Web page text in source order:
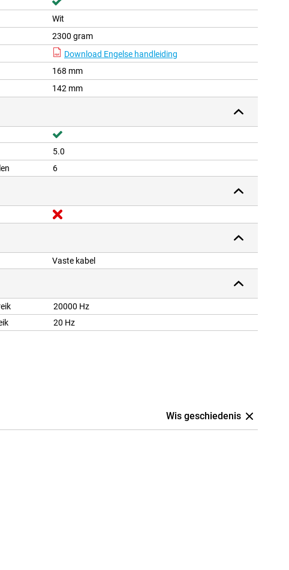
Wit
2300 gram
Download Engelse handleiding
168 mm
142 mm
5.0
6
Vaste kabel
20000 Hz
20 Hz
Wis geschiedenis